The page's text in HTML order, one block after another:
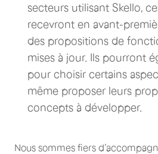
secteurs utilisant Skello,
recevront en avant-
des propositions de
mises à jour. Ils pourront
pour choisir certains
même proposer leurs
concepts à développer.
Nous sommes fiers